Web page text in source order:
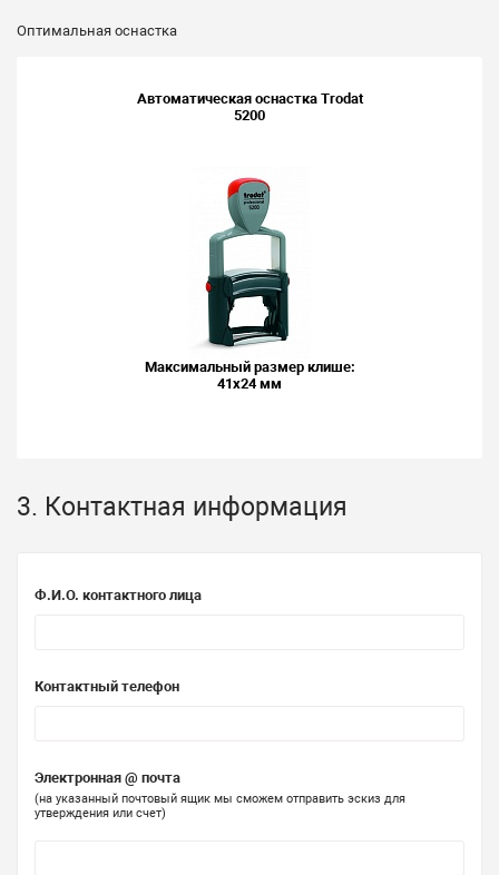
Оптимальная оснастка
Автоматическая оснастка Trodat
5200
Максимальный размер клише:
41x24 мм
3. Контактная информация
Ф.И.О. контактного лица
Контактный телефон
Электронная @ почта
(на указанный почтовый ящик мы сможем отправить эскиз для
утверждения или счет)